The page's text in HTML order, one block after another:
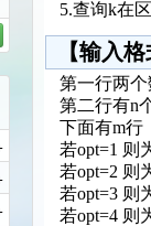
5.查询k在
【输入
第一行两
第二行有n
下面有m行
若opt=1 则
若opt=2 则
若opt=3 则
若opt=4 则